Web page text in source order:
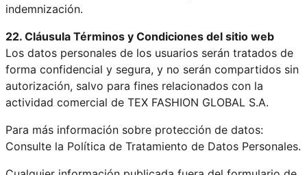
indemnización.
22. Cláusula Términos y Condiciones del sitio web
Los datos personales de los usuarios serán tratados de
forma confidencial y segura, y no serán compartidos sin
autorización, salvo para fines relacionados con la
actividad comercial de TEX FASHION GLOBAL S.A.
Para más información sobre protección de datos:
Consulte la Política de Tratamiento de Datos Personales.